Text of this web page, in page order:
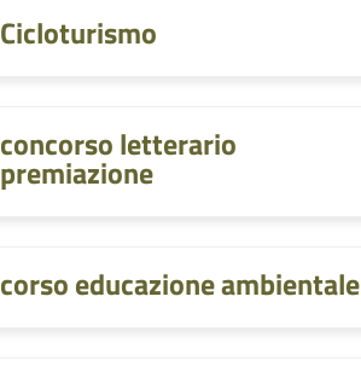
Cicloturismo
concorso letterario
premiazione
corso educazione ambientale